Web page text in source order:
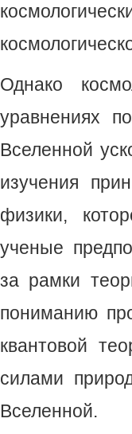
Однако
уравнениях
Вселенной
изучения
физики,
ученые
за рамки
пониманию
квантовой
силами
Вселенной.